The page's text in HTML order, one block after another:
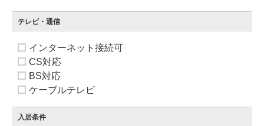
テレビ・通信
インターネット接続可
CS対応
BS対応
ケーブルテレビ
入居条件